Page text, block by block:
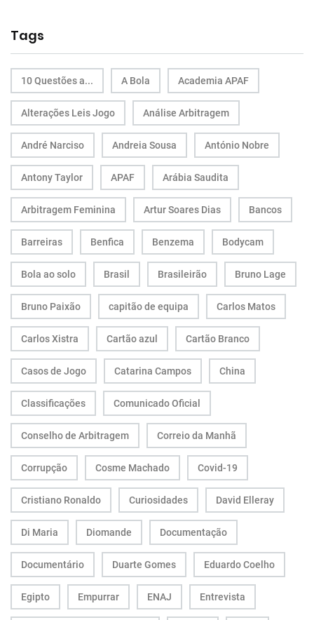
Tags
10 Questões a... A Bola Academia APAF
Alterações Leis Jogo Análise Arbitragem
André Narciso Andreia Sousa António Nobre
Antony Taylor APAF Arábia Saudita
Arbitragem Feminina Artur Soares Dias Bancos
Barreiras Benfica Benzema Bodycam
Bola ao solo Brasil Brasileirão Bruno Lage
Bruno Paixão capitão de equipa Carlos Matos
Carlos Xistra Cartão azul Cartão Branco
Casos de Jogo Catarina Campos China
Classificações Comunicado Oficial
Conselho de Arbitragem Correio da Manhã
Corrupção Cosme Machado Covid-19
Cristiano Ronaldo Curiosidades David Elleray
Di Maria Diomande Documentação
Documentário Duarte Gomes Eduardo Coelho
Egipto Empurrar ENAJ Entrevista